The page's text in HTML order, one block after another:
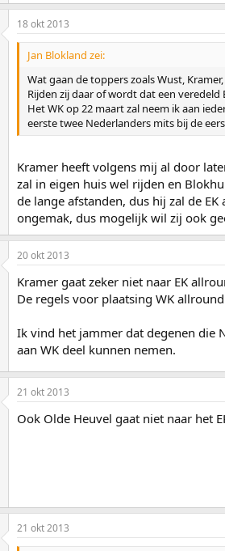
selectiecriteria KNSB zei:
Deelname indien Nederland 4
 De beste 2 rijders in het
 De Nederlands Kampioen Allround
 De overige deelnemer(s) en reserves
 De beste rijder in het
 De Nederlands Kampioen Allround
 De overige deelnemer(s) en
18 okt 2013
Jan Blokland zei:
Wat gaan de toppers zoals Wust,
Rijden zij daar of wordt dat een veredeld
Het WK op 22 maart zal neem ik aan
eerste twee Nederlanders mits bij de
Kramer heeft volgens mij al door
zal in eigen huis wel rijden en
de lange afstanden, dus hij zal de
ongemak, dus mogelijk wil zij ook
20 okt 2013
Kramer gaat zeker niet naar EK
De regels voor plaatsing WK
Ik vind het jammer dat degenen die
aan WK deel kunnen nemen.
21 okt 2013
Ook Olde Heuvel gaat niet naar het
21 okt 2013